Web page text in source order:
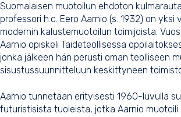
Suomalaisen muotoilun ehdoton
professori h.c. Eero Aarnio (s. 1932) on
modernin kalustemuotoilun toimijoista.
Aarnio opiskeli Taideteollisessa
jonka jälkeen hän perusti oman teolliseen
sisustussuunnitteluun keskittyneen
Aarnio tunnetaan erityisesti 1960-luvulla
futuristisista tuoleista, jotka Aarnio muotoili